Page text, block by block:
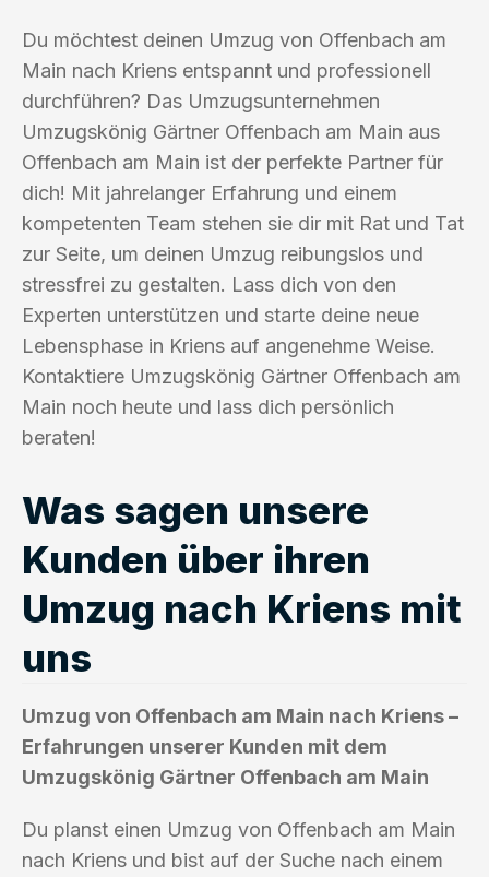
Du möchtest deinen Umzug von Offenbach am
Main nach Kriens entspannt und professionell
durchführen? Das Umzugsunternehmen
Umzugskönig Gärtner Offenbach am Main aus
Offenbach am Main ist der perfekte Partner für
dich! Mit jahrelanger Erfahrung und einem
kompetenten Team stehen sie dir mit Rat und Tat
zur Seite, um deinen Umzug reibungslos und
stressfrei zu gestalten. Lass dich von den
Experten unterstützen und starte deine neue
Lebensphase in Kriens auf angenehme Weise.
Kontaktiere Umzugskönig Gärtner Offenbach am
Main noch heute und lass dich persönlich
beraten!
Was sagen unsere
Kunden über ihren
Umzug nach Kriens mit
uns
Umzug von Offenbach am Main nach Kriens –
Erfahrungen unserer Kunden mit dem
Umzugskönig Gärtner Offenbach am Main
Du planst einen Umzug von Offenbach am Main
nach Kriens und bist auf der Suche nach einem